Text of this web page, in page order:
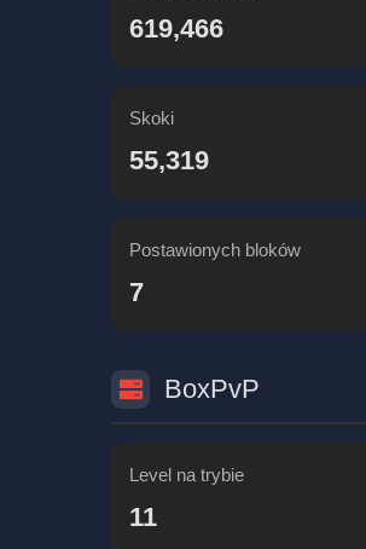
619,466
Skoki
55,319
Postawionych bloków
7
BoxPvP
Level na trybie
11